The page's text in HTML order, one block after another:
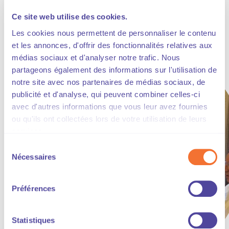
Ce site web utilise des cookies.
Les cookies nous permettent de personnaliser le contenu
et les annonces, d'offrir des fonctionnalités relatives aux
médias sociaux et d'analyser notre trafic. Nous
partageons également des informations sur l'utilisation de
notre site avec nos partenaires de médias sociaux, de
publicité et d'analyse, qui peuvent combiner celles-ci
avec d'autres informations que vous leur avez fournies
ou qu'ils ont collectées lors de votre utilisation de leurs
Nécessaires
Préférences
Statistiques